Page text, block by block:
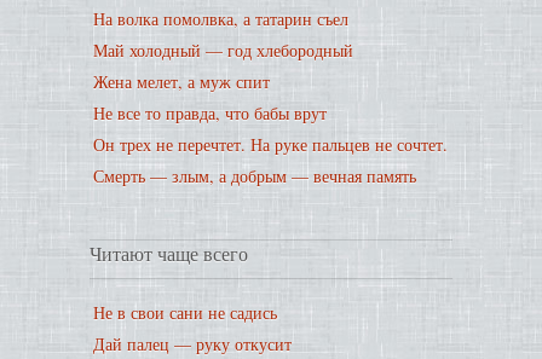
На волка помолвка, а татарин съел
Май холодный — год хлебородный
Жена мелет, а муж спит
Не все то правда, что бабы врут
Он трех не перечтет. На руке пальцев не сочтет.
Смерть — злым, а добрым — вечная память
Читают чаще всего
Не в свои сани не садись
Дай палец — руку откусит